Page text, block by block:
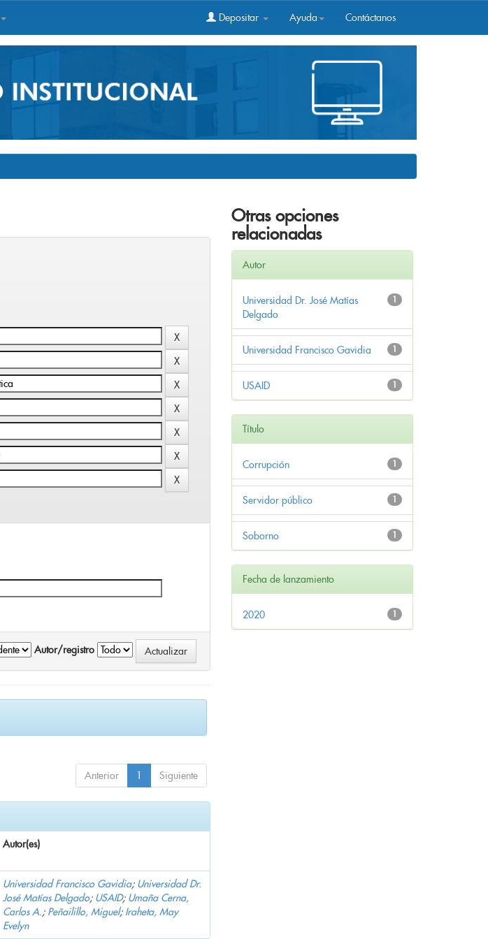
Depositar Ayuda Contáctanos
Autor/registro
Anterior 1 Siguiente
Autor(es)
Universidad Francisco Gavidia; Universidad Dr.
José Matías Delgado; USAID; Umaña Cerna,
Carlos A.; Peñailillo, Miguel; Iraheta, May
Evelyn
Otras opciones
relacionadas
Autor
1
Universidad Dr. José Matías
Delgado
1
Universidad Francisco Gavidia
1
USAID
Título
1
Corrupción
1
Servidor público
1
Soborno
Fecha de lanzamiento
1
2020